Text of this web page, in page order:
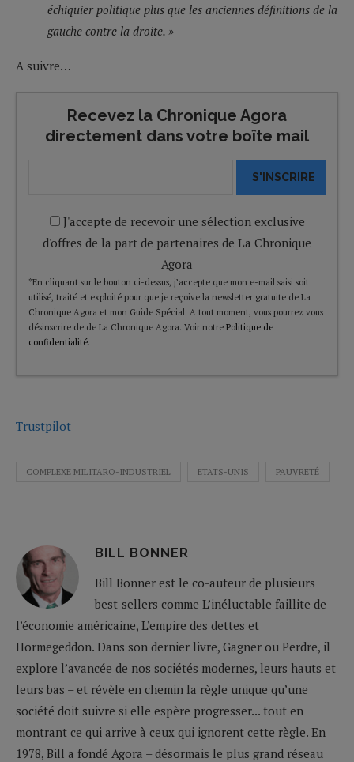
échiquier politique plus que les anciennes définitions de la
gauche contre la droite. »
A suivre…
Recevez la Chronique Agora
directement dans votre boîte mail
S'INSCRIRE
J'accepte de recevoir une sélection exclusive
d'offres de la part de partenaires de La Chronique
Agora
*En cliquant sur le bouton ci-dessus, j’accepte que mon e-mail saisi soit
utilisé, traité et exploité pour que je reçoive la newsletter gratuite de La
Chronique Agora et mon Guide Spécial. A tout moment, vous pourrez vous
désinscrire de de La Chronique Agora. Voir notre Politique de
confidentialité.
Trustpilot
COMPLEXE MILITARO-INDUSTRIEL ETATS-UNIS PAUVRETÉ
BILL BONNER
Bill Bonner est le co-auteur de plusieurs
best-sellers comme L’inéluctable faillite de
l’économie américaine, L’empire des dettes et
Hormegeddon. Dans son dernier livre, Gagner ou Perdre, il
explore l’avancée de nos sociétés modernes, leurs hauts et
leurs bas – et révèle en chemin la règle unique qu’une
société doit suivre si elle espère progresser... tout en
montrant ce qui arrive à ceux qui ignorent cette règle. En
1978, Bill a fondé Agora – désormais le plus grand réseau